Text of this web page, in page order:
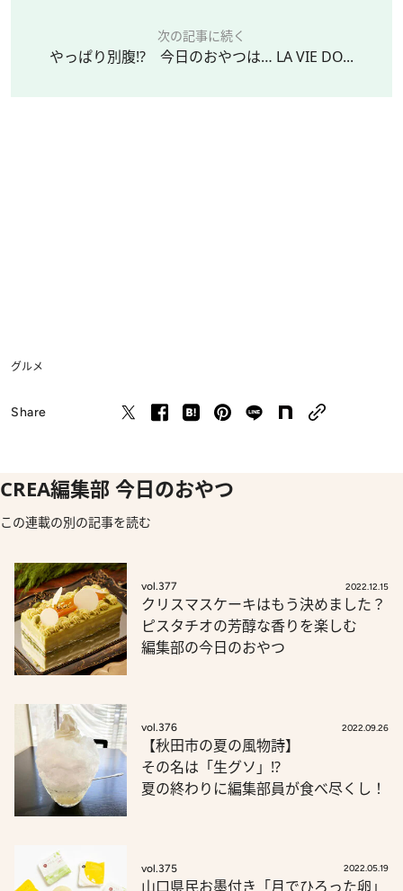
次の記事に続く
やっぱり別腹!? 今日のおやつは… LA VIE DO...
グルメ
Share
CREA編集部 今日のおやつ
この連載の別の記事を読む
vol.377 2022.12.15
クリスマスケーキはもう決めました？
ピスタチオの芳醇な香りを楽しむ
編集部の今日のおやつ
vol.376 2022.09.26
【秋田市の夏の風物詩】
その名は「生グソ」!?
夏の終わりに編集部員が食べ尽くし！
vol.375 2022.05.19
山口県民お墨付き「月でひろった卵」